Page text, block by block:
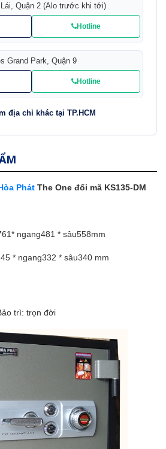
Lái, Quận 2 (Alo trước khi tới)
Hotline
Grand Park, Quận 9
Hotline
địa chỉ khác tại TP.HCM
Phát The One đổi mã KS135-DM
ngang481 * sâu558mm
* ngang332 * sâu340 mm
trì: trọn đời